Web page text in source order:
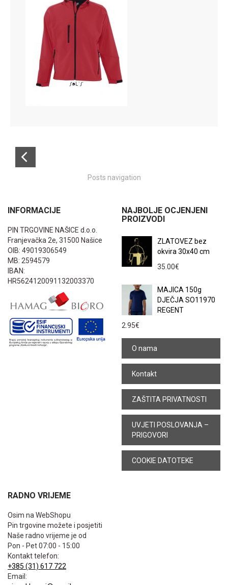
Posts navigation
INFORMACIJE
PIN TRGOVINE NAŠICE d.o.o.
Franjevačka 2e, 31500 Našice
OIB: 49019306549
MB: 2594579
IBAN:
HR5624120091132003370
NAJBOLJE OCJENJENI
PROIZVODI
ZLATOVEZ bez
okvira 30x40 cm
35.00€
MAJICA 150g
DJEČJA SO11970
REGENT
2.95€
O nama
Kontakt
ZAŠTITA PRIVATNOSTI
UVJETI POSLOVANJA –
PRIGOVORI
COOKIE DATOTEKE
RADNO VRIJEME
Osim na WebShopu
Pin trgovine možete i posjetiti
Naše radno vrijeme je od
Pon - Pet 07:00 - 15:00
Kontakt telefon:
+385 (31) 617 722
Email: